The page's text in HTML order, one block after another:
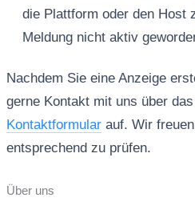
die Plattform oder den Host
Meldung nicht aktiv
Nachdem Sie eine Anzeige
gerne Kontakt mit uns über
Kontaktformularauf. Wir freuen
entsprechend zu prüfen.
Über uns